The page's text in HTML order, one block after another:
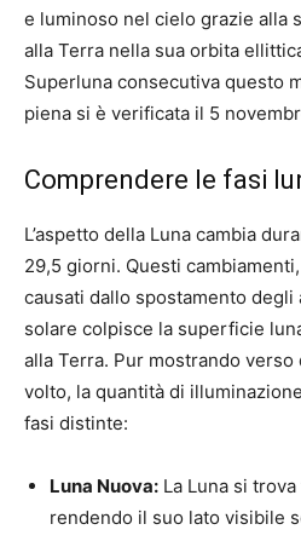
e luminoso nel cielo grazie alla
alla Terra nella sua orbita
Superluna consecutiva questo
piena si è verificata il 5
Comprendere le fasi
L’aspetto della Luna cambia
29,5 giorni. Questi
causati dallo spostamento degli
solare colpisce la superficie
alla Terra. Pur mostrando
volto, la quantità di
fasi distinte:
Luna Nuova: La Luna si
rendendo il suo lato visibile